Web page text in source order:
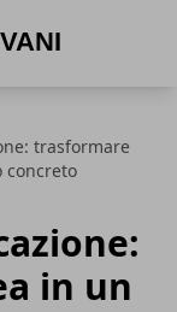
trasformare
concreto
in un